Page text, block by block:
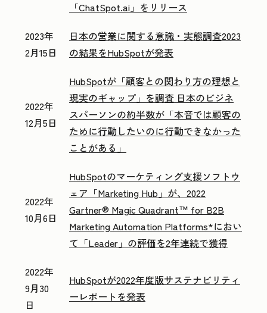
「ChatSpot.ai」をリリース
2023年
2月15日
日本の営業に関する意識・実態調査2023
の結果をHubSpotが発表
2022年
12月5日
HubSpotが「顧客との関わり方の理想と
現実のギャップ」を調査 日本のビジネ
スパーソンの約半数が「本音では顧客の
ために行動したいのに行動できなかった
ことがある」
2022年
10月6日
HubSpotのマーケティング支援ソフトウ
ェア「Marketing Hub」が、2022
Gartner® Magic Quadrant™ for B2B
Marketing Automation Platforms*におい
て「Leader」の評価を2年連続で獲得
2022年
9月30
日
HubSpotが2022年度版サステナビリティ
ーレポートを発表